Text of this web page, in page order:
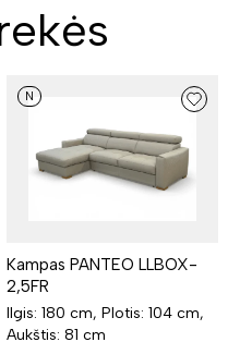
N
Kampas PANTEO LLBOX-
2,5FR
Ilgis: 180 cm, Plotis: 104 cm,
Aukštis: 81 cm